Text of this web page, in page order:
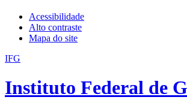
Acessibilidade
Alto contraste
Mapa do site
IFG
Instituto Federal de